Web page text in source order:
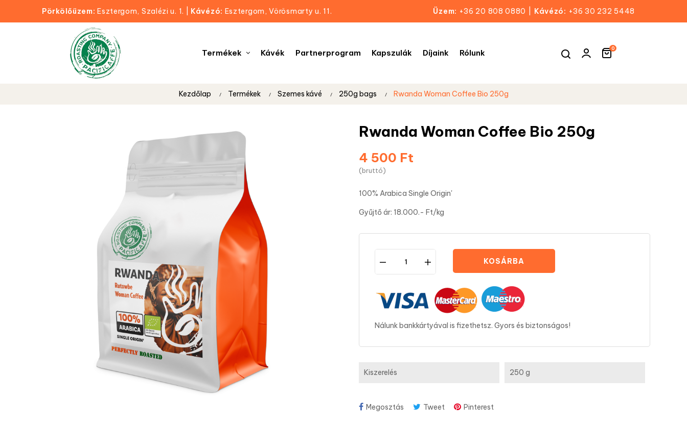
Pörkölőüzem: Esztergom, Szalézi u. 1. Kávézó: Esztergom, Vörösmarty u. 11. Kávézó: +36 30 232 5448
Üzem: +36 20 808 0880
Termékek Kávék Partnerprogram Kapszulák Díjaink Rólunk 0
Kezdőlap Termékek Szemes kávé 250g bags Rwanda Woman Coffee Bio 250g
Rwanda Woman Coffee Bio 250g
4 500 Ft
(bruttó)
100% Arabica Single Origin'
Gyűjtő ár: 18.000.- Ft/kg
KOSÁRBA
Nálunk bankkártyával is fizethetsz. Gyors és biztonságos!
Kiszerelés 250 g
Megosztás Tweet Pinterest